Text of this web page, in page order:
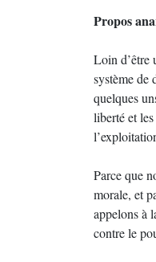
Propos
Loin d’être
système de
quelques
liberté et
Parce que
morale, et
appelons à
contre le